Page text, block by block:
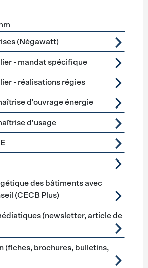
Beratung
(Négawatt)
- mandat spécifique
- réalisations régies
d'ouvrage énergie
d'usage
des bâtiments avec
(CECB Plus)
(newsletter, article de
(fiches, brochures, bulletins,